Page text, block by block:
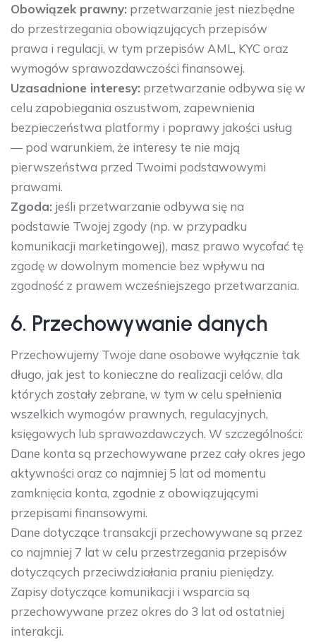
Obowiązek prawny: przetwarzanie jest niezbędne
do przestrzegania obowiązujących przepisów
prawa i regulacji, w tym przepisów AML, KYC oraz
wymogów sprawozdawczości finansowej.
Uzasadnione interesy: przetwarzanie odbywa się w
celu zapobiegania oszustwom, zapewnienia
bezpieczeństwa platformy i poprawy jakości usług
— pod warunkiem, że interesy te nie mają
pierwszeństwa przed Twoimi podstawowymi
prawami.
Zgoda: jeśli przetwarzanie odbywa się na
podstawie Twojej zgody (np. w przypadku
komunikacji marketingowej), masz prawo wycofać tę
zgodę w dowolnym momencie bez wpływu na
zgodność z prawem wcześniejszego przetwarzania.
6. Przechowywanie danych
Przechowujemy Twoje dane osobowe wyłącznie tak
długo, jak jest to konieczne do realizacji celów, dla
których zostały zebrane, w tym w celu spełnienia
wszelkich wymogów prawnych, regulacyjnych,
księgowych lub sprawozdawczych. W szczególności:
Dane konta są przechowywane przez cały okres jego
aktywności oraz co najmniej 5 lat od momentu
zamknięcia konta, zgodnie z obowiązującymi
przepisami finansowymi.
Dane dotyczące transakcji przechowywane są przez
co najmniej 7 lat w celu przestrzegania przepisów
dotyczących przeciwdziałania praniu pieniędzy.
Zapisy dotyczące komunikacji i wsparcia są
przechowywane przez okres do 3 lat od ostatniej
interakcji.